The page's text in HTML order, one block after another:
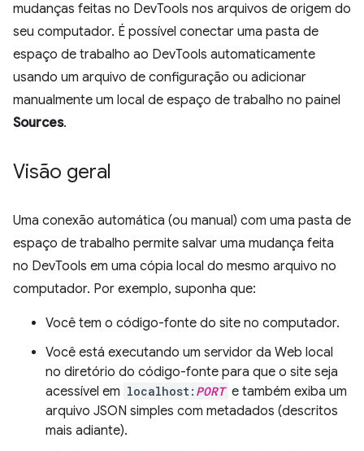
mudanças feitas no DevTools nos arquivos de origem do
seu computador. É possível conectar uma pasta de
espaço de trabalho ao DevTools automaticamente
usando um arquivo de configuração ou adicionar
manualmente um local de espaço de trabalho no painel
Sources.
Visão geral
Uma conexão automática (ou manual) com uma pasta de
espaço de trabalho permite salvar uma mudança feita
no DevTools em uma cópia local do mesmo arquivo no
computador. Por exemplo, suponha que:
Você tem o código-fonte do site no computador.
Você está executando um servidor da Web local
no diretório do código-fonte para que o site seja
acessível em localhost: PORT e também exiba um
arquivo JSON simples com metadados (descritos
mais adiante).